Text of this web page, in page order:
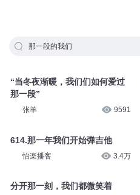
那一段的我们
“当冬夜渐暖，我们们如何爱过
那一段”
张羊 9591
614.那一年我们开始弹吉他
怡楽播客 3.4万
分开那一刻，我们都微笑着